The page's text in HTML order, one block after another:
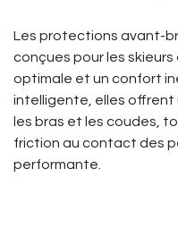
Les protections avant-
conçues pour les
optimale et un confort
intelligente, elles
les bras et les coudes,
friction au contact des
performante.